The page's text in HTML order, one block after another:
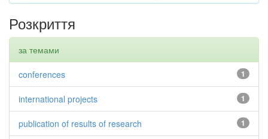
Розкриття
за темами
1
conferences
1
international projects
1
publication of results of research